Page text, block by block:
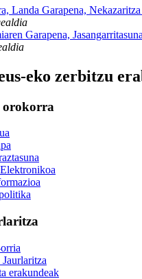
Landa Garapena,
Garapena,
eko zerbitzu
erakundeak